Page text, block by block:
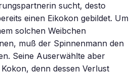
sucht, desto
einen Eikokon gebildet. Um
solchen Weibchen
muß der Spinnenmann den
Seine Auserwählte aber
denn dessen Verlust